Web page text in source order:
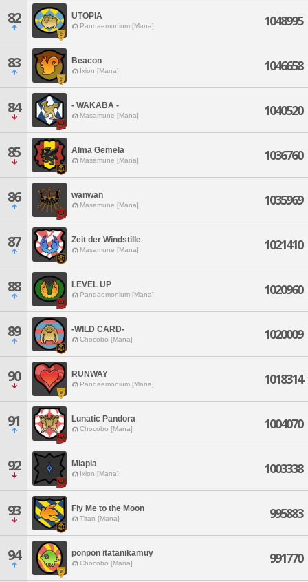
82 UTOPIA
Pandaemonium [Mana] 1048995
83 Beacon
Ixion [Mana] 1046658
84 - WAKABA -
Masamune [Mana] 1040520
85 Alma Gemela
Masamune [Mana] 1036760
86 wanwan
Masamune [Mana] 1035969
87 Zeit der Windstille
Masamune [Mana] 1021410
88 LEVEL UP
Pandaemonium [Mana] 1020960
89 -WILD CARD-
Chocobo [Mana] 1020009
90 RUNWAY
Pandaemonium [Mana] 1018314
91 Lunatic Pandora
Chocobo [Mana] 1004070
92 Miapla
Ixion [Mana] 1003338
93 Fly Me to the Moon
Titan [Mana] 995883
94 ponpon itatanikamuy
Chocobo [Mana] 991770